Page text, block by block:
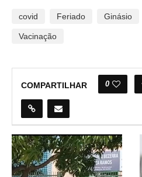
covid Feriado Ginásio
Vacinação
COMPARTILHAR 0